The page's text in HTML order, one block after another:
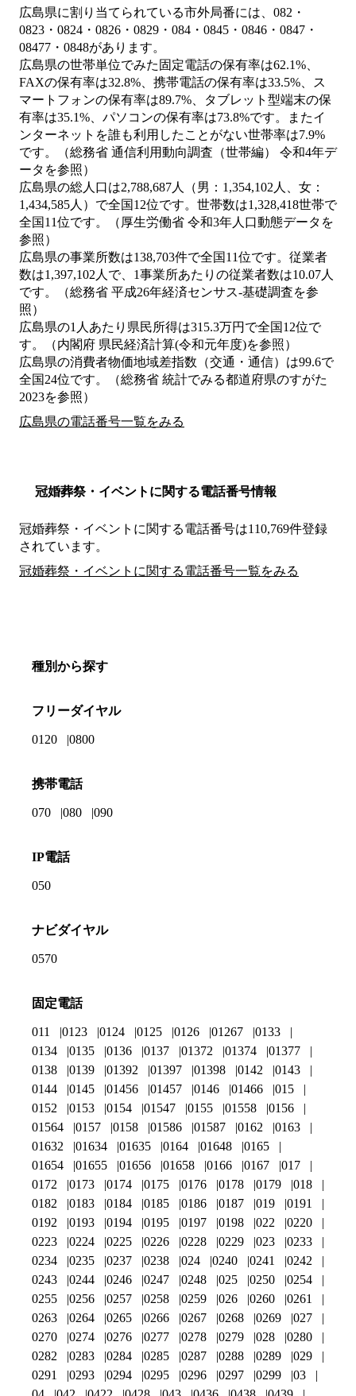
広島県に割り当てられている市外局番には、082・
0823・0824・0826・0829・084・0845・0846・0847・
08477・0848があります。
広島県の世帯単位でみた固定電話の保有率は62.1%、
FAXの保有率は32.8%、携帯電話の保有率は33.5%、ス
マートフォンの保有率は89.7%、タブレット型端末の保
有率は35.1%、パソコンの保有率は73.8%です。またイ
ンターネットを誰も利用したことがない世帯率は7.9%
です。（総務省 通信利用動向調査（世帯編） 令和4年デ
ータを参照）
広島県の総人口は2,788,687人（男：1,354,102人、女：
1,434,585人）で全国12位です。世帯数は1,328,418世帯で
全国11位です。（厚生労働省 令和3年人口動態データを
参照）
広島県の事業所数は138,703件で全国11位です。従業者
数は1,397,102人で、1事業所あたりの従業者数は10.07人
です。（総務省 平成26年経済センサス‐基礎調査を参
照）
広島県の1人あたり県民所得は315.3万円で全国12位で
す。（内閣府 県民経済計算(令和元年度)を参照）
広島県の消費者物価地域差指数（交通・通信）は99.6で
全国24位です。（総務省 統計でみる都道府県のすがた
2023を参照）
広島県の電話番号一覧をみる
冠婚葬祭・イベントに関する電話番号情報
冠婚葬祭・イベントに関する電話番号は110,769件登録
されています。
冠婚葬祭・イベントに関する電話番号一覧をみる
種別から探す
フリーダイヤル
0120 0800
携帯電話
070 080 090
IP電話
050
ナビダイヤル
0570
固定電話
011 0123 0124 0125 0126 01267
0133
0134
0135 0136 0137 01372 01374
01377
0138
0139 01392 01397 01398 0142
0143
0144
0145 01456 01457 0146 01466
015
0152
0153 0154 01547 0155 01558
0156
01564
0157 0158 01586 01587 0162
0163
01632
01634 01635 0164 01648
0165
01654
01655 01656 01658 0166 0167
017
0172
0173 0174 0175 0176 0178 0179
018
0182
0183 0184 0185 0186 0187 019
0191
0192
0193 0194 0195 0197 0198 022
0220
0223
0224 0225 0226 0228 0229 023
0233
0234
0235 0237 0238 024 0240 0241
0242
0243
0244 0246 0247 0248 025 0250
0254
0255
0256 0257 0258 0259 026 0260
0261
0263
0264 0265 0266 0267 0268 0269
027
0270
0274 0276 0277 0278 0279 028
0280
0282
0283 0284 0285 0287 0288 0289
029
0291
0293 0294 0295 0296 0297 0299
03